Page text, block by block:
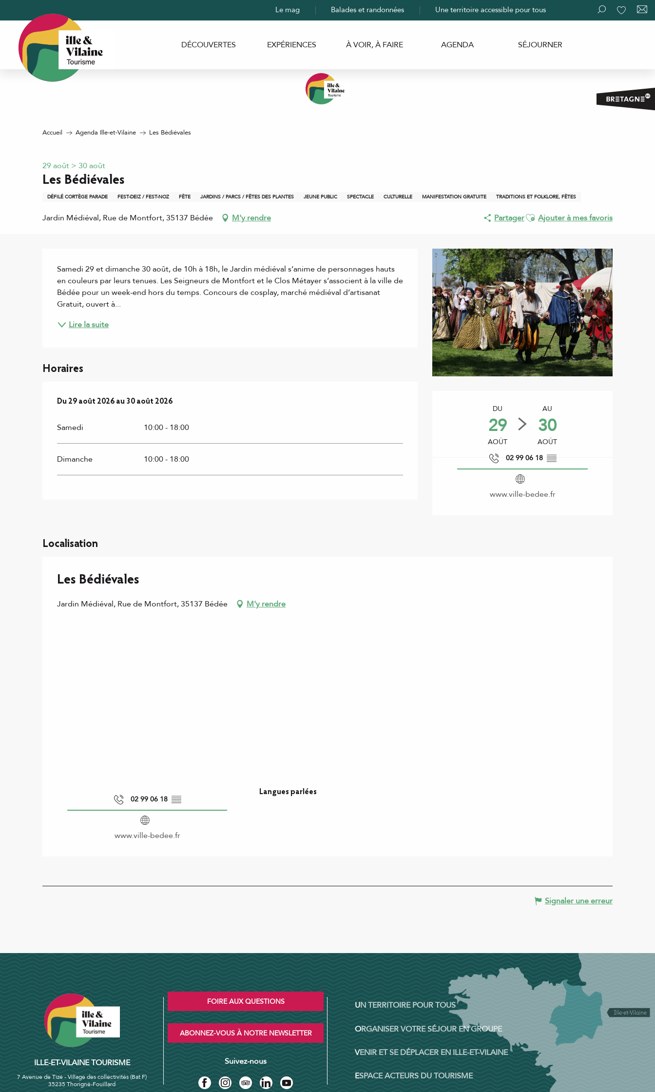
contenu
principal
Recherche
Le mag Balades et randonnées Une territoire accessible pour tous
DÉCOUVERTES EXPÉRIENCES À VOIR, À FAIRE AGENDA SÉJOURNER
Accueil Agenda Ille-et-Vilaine Les Bédiévales
29 août > 30 août
Les Bédiévales
DÉFILÉ CORTÈGE PARADE FEST-DEIZ / FEST-NOZ FÊTE JARDINS / PARCS / FÊTES DES PLANTES JEUNE PUBLIC SPECTACLE CULTURELLE MANIFESTATION GRATUITE TRADITIONS ET FOLKLORE, FÊTES
Jardin Médiéval, Rue de Montfort, 35137 Bédée M'y rendre PartagerAjouter aux favoris
Ajouter à mes favoris
DU
29
AOÛT
AU
30
AOÛT
02 99 06 18 ▒▒
www.ville-bedee.fr
Samedi 29 et dimanche 30 août, de 10h à 18h, le Jardin médiéval s’anime de personnages hauts
en couleurs par leurs tenues. Les Seigneurs de Montfort et le Clos Métayer s’associent à la ville de
Bédée pour un week-end hors du temps. Concours de cosplay, marché médiéval d’artisanat
Gratuit, ouvert à...
Lire la suite
Horaires
Du29 août 2026au30 août 2026
Du 29 août 2026 au 30 août 2026
Samedi 10:00 - 18:00
Dimanche 10:00 - 18:00
Localisation
Les Bédiévales
Jardin Médiéval, Rue de Montfort, 35137 Bédée M'y rendre
02 99 06 18 ▒▒
www.ville-bedee.fr
Langues parlées
Langues parlées
Signaler une erreur
ILLE-ET-VILAINE TOURISME
7 Avenue de Tizé - Village des collectivités (Bat F)
35235 Thorigné-Fouillard
FOIRE AUX QUESTIONS
ABONNEZ-VOUS À NOTRE NEWSLETTER
Suivez-nous
UN TERRITOIRE POUR TOUS
ORGANISER VOTRE SÉJOUR EN GROUPE
VENIR ET SE DÉPLACER EN ILLE-ET-VILAINE
ESPACE ACTEURS DU TOURISME